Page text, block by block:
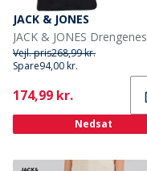
JACK & JONES
Vejl. pris268,99 kr.
Spare94,00 kr.
Current
174,99 kr.
Nedsat